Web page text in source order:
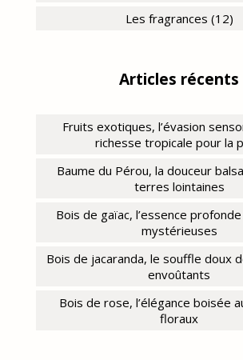
Les fragrances (12)
Articles récents
Fruits exotiques, l’évasion
richesse tropicale pour la
Baume du Pérou, la douceur
terres lointaines
Bois de gaïac, l’essence
mystérieuses
Bois de jacaranda, le souffle doux
envoûtants
Bois de rose, l’élégance boisée
floraux